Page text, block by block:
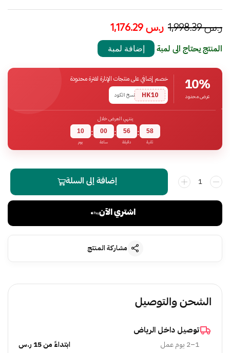
ر.س1,998.39 ر.س
المنتج يحتاج الى لمبة إضافة لمبة
10%
عرض محدود
خصم إضافي على منتجات الإنارة لفترة محدودة
HK10
نسخ الكود
ينتهي العرض خلال
10
يوم
: 00
ساعة
: 56
دقيقة
: 57
ثانية
إضافة إلى السلة
اشتري الآن
مشاركة المنتج
الشحن والتوصيل
توصيل داخل الرياض
1–2 يوم عمل
ابتداءً من 15 ر.س